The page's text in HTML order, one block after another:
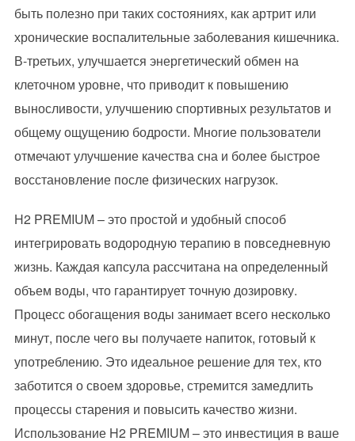
быть полезно при таких состояниях, как артрит или
хронические воспалительные заболевания кишечника.
В-третьих, улучшается энергетический обмен на
клеточном уровне, что приводит к повышению
выносливости, улучшению спортивных результатов и
общему ощущению бодрости. Многие пользователи
отмечают улучшение качества сна и более быстрое
восстановление после физических нагрузок.
H2 PREMIUM – это простой и удобный способ
интегрировать водородную терапию в повседневную
жизнь. Каждая капсула рассчитана на определенный
объем воды, что гарантирует точную дозировку.
Процесс обогащения воды занимает всего несколько
минут, после чего вы получаете напиток, готовый к
употреблению. Это идеальное решение для тех, кто
заботится о своем здоровье, стремится замедлить
процессы старения и повысить качество жизни.
Использование H2 PREMIUM – это инвестиция в ваше